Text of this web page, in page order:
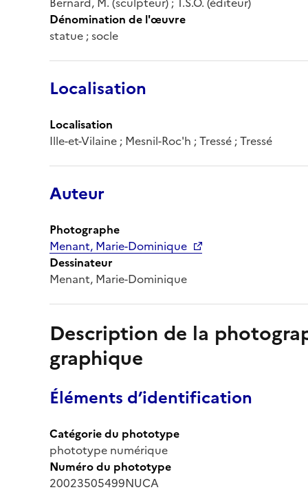
Dénomination de l'œuvre
statue ; socle
Localisation
Localisation
Ille-et-Vilaine ; Mesnil-Roc'h ; Tressé ; Tressé
Auteur
Photographe
Menant, Marie-Dominique
Dessinateur
Menant, Marie-Dominique
Description de la
graphique
Éléments d’identification
Catégorie du phototype
phototype numérique
Numéro du phototype
20023505499NUCA